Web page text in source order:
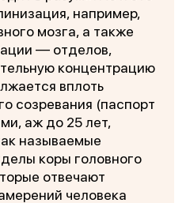
например,
мозга, а также
— отделов,
концентрацию
вплоть
созревания (паспорт
аж до 25 лет,
называемые
коры головного
отвечают
человека